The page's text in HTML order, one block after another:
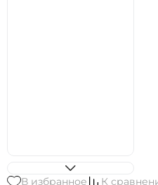
В избранное К